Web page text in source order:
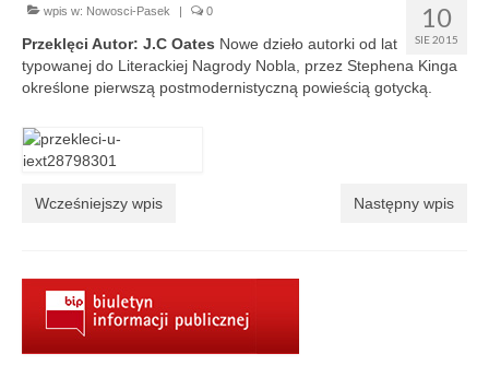
Filia w Bujakowie
Filia w Czańcu
Katalog On-line
Aktualności
wydarzenia 2021
wydarzenia 2020
10
SIE 2015
wpis w: Nowosci-Pasek | 0
Przeklęci Autor: J.C Oates Nowe dzieło autorki od lat
typowanej do Literackiej Nagrody Nobla, przez Stephena Kinga
określone pierwszą postmodernistyczną powieścią gotycką.
Wcześniejszy wpis Następny wpis